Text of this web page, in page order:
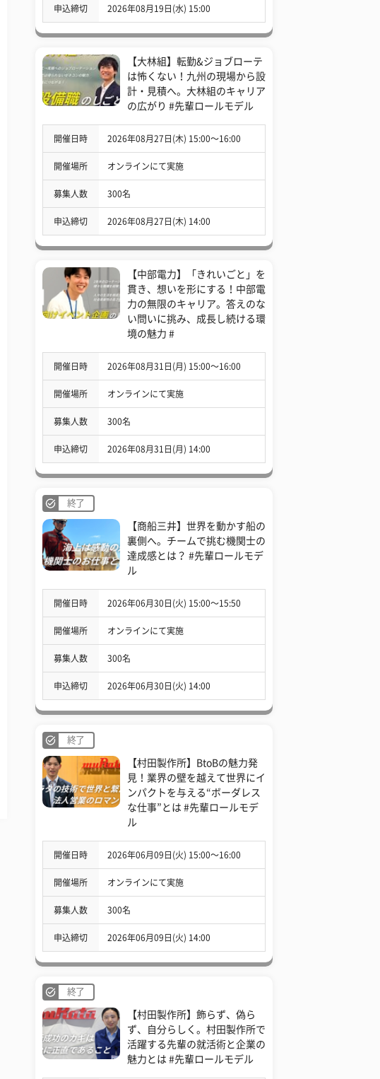
申込締切 2026年08月19日(水) 15:00
【大林組】転勤&ジョブローテ
は怖くない！九州の現場から設
計・見積へ。大林組のキャリア
の広がり #先輩ロールモデル
開催日時 2026年08月27日(木) 15:00〜16:00
開催場所 オンラインにて実施
募集人数 300名
申込締切 2026年08月27日(木) 14:00
【中部電力】「きれいごと」を
貫き、想いを形にする！中部電
力の無限のキャリア。答えのな
い問いに挑み、成長し続ける環
境の魅力 #
開催日時 2026年08月31日(月) 15:00〜16:00
開催場所 オンラインにて実施
募集人数 300名
申込締切 2026年08月31日(月) 14:00
終了
【商船三井】世界を動かす船の
裏側へ。チームで挑む機関士の
達成感とは？ #先輩ロールモデ
ル
開催日時 2026年06月30日(火) 15:00〜15:50
開催場所 オンラインにて実施
募集人数 300名
申込締切 2026年06月30日(火) 14:00
終了
【村田製作所】BtoBの魅力発
見！業界の壁を越えて世界にイ
ンパクトを与える“ボーダレス
な仕事”とは #先輩ロールモデ
ル
開催日時 2026年06月09日(火) 15:00〜16:00
開催場所 オンラインにて実施
募集人数 300名
申込締切 2026年06月09日(火) 14:00
終了
【村田製作所】飾らず、偽ら
ず、自分らしく。村田製作所で
活躍する先輩の就活術と企業の
魅力とは #先輩ロールモデル